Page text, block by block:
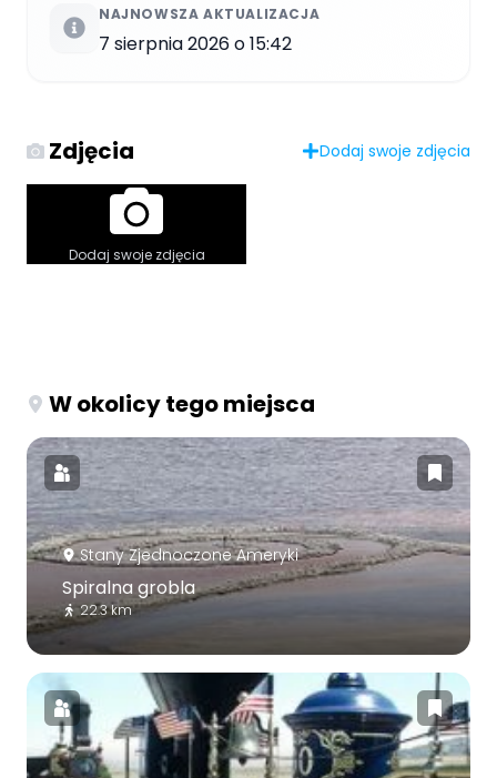
NAJNOWSZA AKTUALIZACJA
7 sierpnia 2026 o 15:42
Zdjęcia Dodaj swoje zdjęcia
Dodaj swoje zdjęcia
W okolicy tego miejsca
Stany Zjednoczone Ameryki
Spiralna grobla
22.3 km